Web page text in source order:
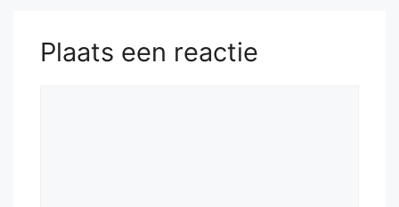
Plaats een reactie